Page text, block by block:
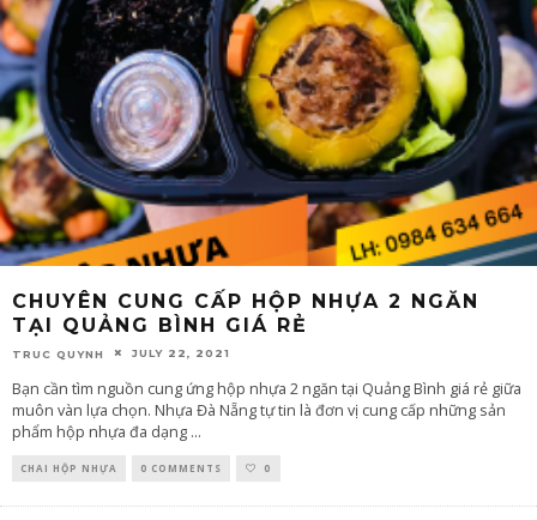
CHUYÊN CUNG CẤP HỘP NHỰA 2 NGĂN
TẠI QUẢNG BÌNH GIÁ RẺ
TRUC QUYNH JULY 22, 2021
Bạn cần tìm nguồn cung ứng hộp nhựa 2 ngăn tại Quảng Bình giá rẻ giữa
muôn vàn lựa chọn. Nhựa Đà Nẵng tự tin là đơn vị cung cấp những sản
phẩm hộp nhựa đa dạng ...
CHAI HỘP NHỰA 0 COMMENTS 0